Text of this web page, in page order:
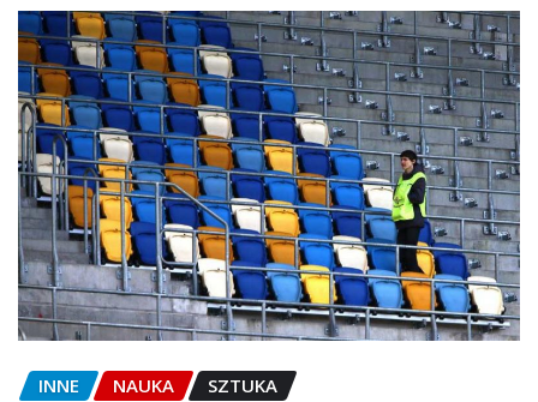
INNE NAUKA SZTUKA